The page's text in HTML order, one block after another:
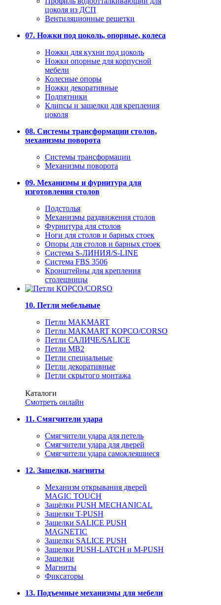
цоколя из ДСП
Вентиляционные решетки
07. Ножки под цоколь, опорные, колеса
Ножки для кухни под цоколь
Ножки опорные для корпусной
мебели
Колесные опоры
Ножки декоративные
Подпятники
Клипсы и защелки для крепления
цоколя
08. Системы трансформации столов,
механизмы поворота
Системы трансформации
Механизмы поворота
09. Механизмы и фурнитура для
изготовления столов
Подстолья
Механизмы раздвижения столов
Фурнитура для столов
Ноги для столов и барных стоек
Опоры для столов и барных стоек
Система S-ЛИНИЯ/S-LINE
Система FBS 3506
Кронштейны для крепления
столешницы
10. Петли мебельные
Петли MAKMART
Петли MAKMART КОРСО/CORSO
Петли САЛИЧЕ/SALICE
Петли MB2
Петли специальные
Петли декоративные
Петли скрытого монтажа
Каталоги
Смотреть онлайн
11. Смягчители удара
Смягчители удара для петель
Смягчители удара для дверей
Cмягчители удара самоклеящиеся
12. Защелки, магниты
Механизм открывания дверей
MAGIC TOUCH
Защёлки PUSH MECHANICAL
Защелки T-PUSH
Защелки SALICE PUSH
MAGNETIC
Защелки SALICE PUSH
Защелки PUSH-LATCH и M-PUSH
Защелки
Магниты
Фиксаторы
13. Подъемные механизмы для мебели